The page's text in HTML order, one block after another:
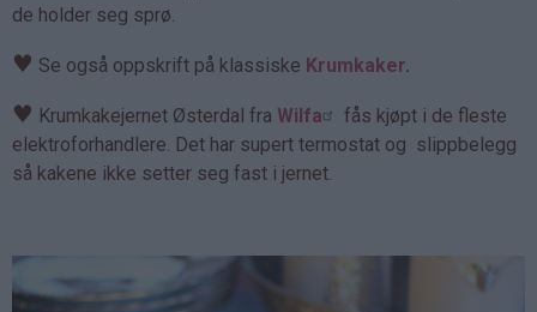
de holder seg sprø.
♥ Se også oppskrift på klassiske Krumkaker.
♥ Krumkakejernet Østerdal fra Wilfa
fås kjøpt i de fleste
elektroforhandlere. Det har supert termostat og slippbelegg
så kakene ikke setter seg fast i jernet.